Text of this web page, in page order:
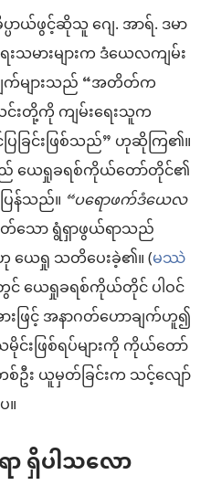
ာယ်ဖွင့်ဆိုသူ ဂျေ. အာရ်. ဒမာ
သမားများက ဒံယေလကျမ်း
က်များသည် “အတိတ်က
ယင်းတို့ကို ကျမ်းရေးသူက
ခြင်းဖြစ်သည်” ဟုဆိုကြ၏။
ယေရှုခရစ်ကိုယ်တော်တိုင်၏
ြန်သည်။ “ပရောဖက်ဒံယေလ
သော ရွံရှာဖွယ်ရာသည်
ယေရှု သတိပေးခဲ့၏။ (မဿဲ
ယေရှုခရစ်ကိုယ်တိုင် ပါဝင်
ြင့် အနာဂတ်ဟောချက်ဟူ၍
းဖြစ်ရပ်များကို ကိုယ်တော်
း ယူမှတ်ခြင်းက သင့်လျော်
။
ရှိပါသလော